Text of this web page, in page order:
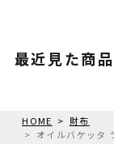
最近見た商品
HOME
財布
オイルバケッタ